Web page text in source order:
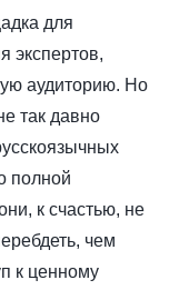
для
экспертов,
аудиторию. Но
так давно
полной
к счастью, не
чем
к ценному